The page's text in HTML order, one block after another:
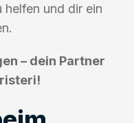
helfen und dir ein
– dein Partner